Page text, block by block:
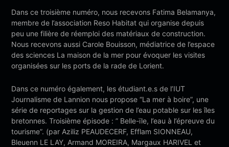
Dans ce troisième numéro, nous recevons Fatima Belamanya,
membre de l’association Reso Habitat qui organise depuis
peu une filière de réemploi des matériaux de construction.
Nous recevons aussi Carole Bouisson, médiatrice de l’espace
des sciences La maison de la mer pour évoquer les visites
organisées sur les ports de la rade de Lorient.
Dans ce numéro également, les étudiant.e.s de l’IUT
Journalisme de Lannion nous propose “La mer à boire”, une
série de reportages sur la gestion de l’eau potable sur les îles
bretonnes. Troisième épisode : ” Belle-ïle, l’eau à l’épreuve du
tourisme”. (par Aziliz PEAUDECERF, Efflam SIONNEAU,
Bleuenn LE LAY, Armand MOREIRA, Margaux HARIVEL et